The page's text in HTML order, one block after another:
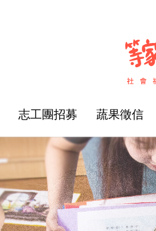
志工團招募 蔬果徵信